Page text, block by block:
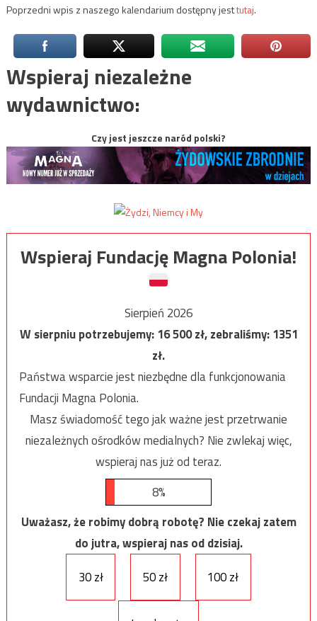
Poprzedni wpis z naszego kalendarium dostępny jesttutaj.
Wspieraj niezależne
wydawnictwo:
Czy jest jeszcze naród polski?
Wspieraj Fundację Magna Polonia!
Sierpień 2026
W sierpniu potrzebujemy:16 500zł, zebraliśmy:1351
zł.
Państwa wsparcie jest niezbędne dla funkcjonowania
Fundacji Magna Polonia.
Masz świadomość tego jak ważne jest przetrwanie
niezależnych ośrodków medialnych? Nie zwlekaj więc,
wspieraj nas już od teraz.
8%
Uważasz, że robimy dobrą robotę? Nie czekaj zatem
do jutra, wspieraj nas od dzisiaj.
30 zł
50 zł 100 zł